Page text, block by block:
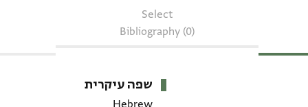
Select
Bibliography (0)
שפה עיקרית